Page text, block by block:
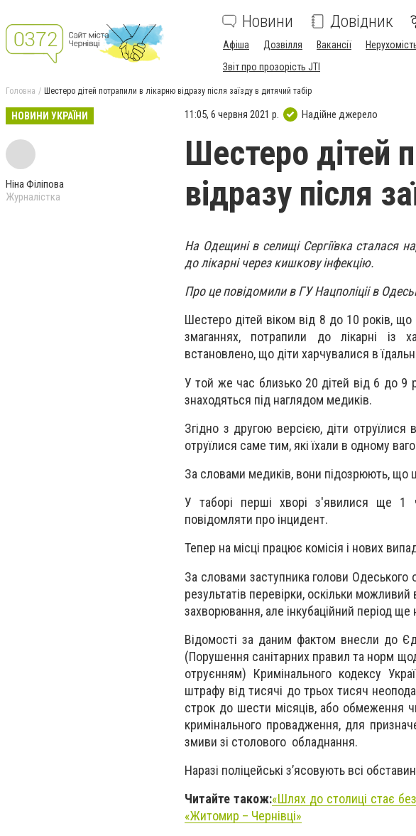
Новини Довідник
Афіша Дозвілля Вакансії
Звіт про прозорість JTI
Головна Шестеро дітей потрапили в лікарню відразу після заїзду в дитячий табір
НОВИНИ УКРАЇНИ
Ніна Філіпова
Журналістка
11:05, 6 червня 2021 р. Надійне джерело
Шестеро дітей
відразу після
На Одещині в селищі Сергіївка сталася
до лікарні через кишкову інфекцію.
Про це повідомили в ГУ Нацполіціі в
Шестеро дітей віком від 8 до 10 років,
змаганнях, потрапили до лікарні із
встановлено, що діти харчувалися в
У той же час близько 20 дітей від 6 до 9
знаходяться під наглядом медиків.
Згідно з другою версією, діти отруїлися
отруїлися саме тим, які їхали в одному
За словами медиків, вони підозрюють, що
У таборі перші хворі з'явилися ще 1
повідомляти про інцидент.
Тепер на місці працює комісія і нових
За словами заступника голови Одеського
результатів перевірки, оскільки
захворювання, але інкубаційний період
Відомості за даним фактом внесли до
(Порушення санітарних правил та норм
отруєнням) Кримінального кодексу
штрафу від тисячі до трьох тисяч
строк до шести місяців, або обмеження
кримінального провадження, для
змиви зі столового обладнання.
Наразі поліцейські з’ясовують всі
Читайте також:«Шлях до столиці стає
«Житомир – Чернівці»